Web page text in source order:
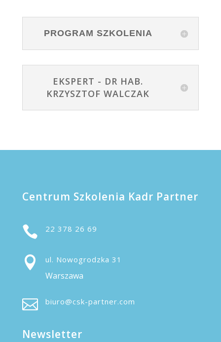
PROGRAM SZKOLENIA
EKSPERT - DR HAB.
KRZYSZTOF WALCZAK
Centrum Szkolenia Kadr Partner
 22 378 26 69
 ul. Nowogrodzka 31
Warszawa
 biuro@csk-partner.com
Newsletter